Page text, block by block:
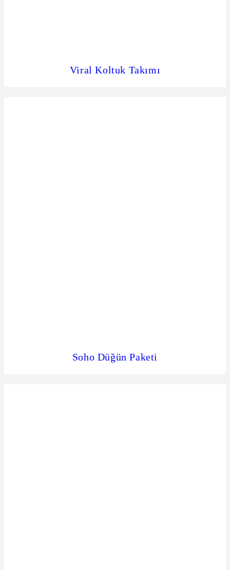
Viral Koltuk Takımı
Soho Düğün Paketi